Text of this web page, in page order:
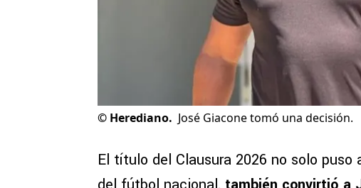
© Herediano. José Giacone tomó una decisión.
El título del Clausura 2026 no solo puso